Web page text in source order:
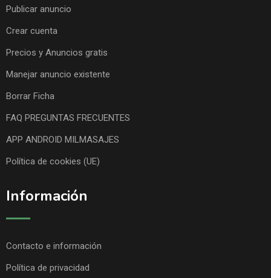
Publicar anuncio
Crear cuenta
Precios y Anuncios gratis
Manejar anuncio existente
Borrar Ficha
FAQ PREGUNTAS FRECUENTES
APP ANDROID MILMASAJES
Política de cookies (UE)
Información
Contacto e información
Política de privacidad